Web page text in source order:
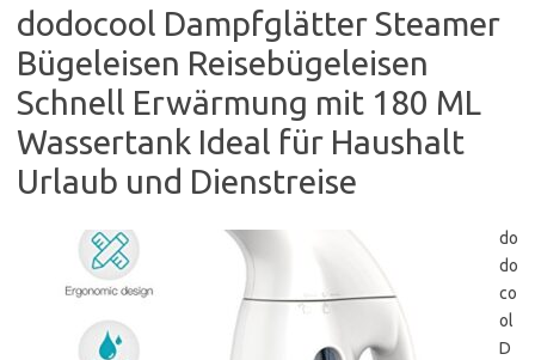
dodocool Dampfglätter Steamer
Bügeleisen Reisebügeleisen
Schnell Erwärmung mit 180 ML
Wassertank Ideal für Haushalt
Urlaub und Dienstreise
do
do
co
ol
D